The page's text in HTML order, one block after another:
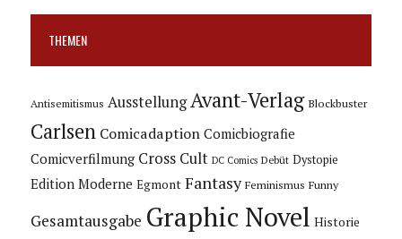
THEMEN
Antisemitismus Ausstellung Avant-Verlag Blockbuster
Carlsen Comicadaption Comicbiografie
Comicverfilmung Cross Cult DC Comics Debüt Dystopie
Edition Moderne Egmont Fantasy Feminismus Funny
Gesamtausgabe Graphic Novel Historie